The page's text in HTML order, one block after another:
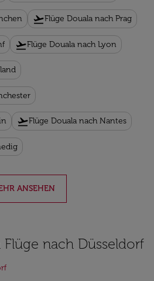
flight_takeoffFlüge Douala nach Prag
flight_takeoffFlüge Douala nach Lyon
flight_takeoffFlüge Douala nach Nantes
ANSEHEN
nach Düsseldorf